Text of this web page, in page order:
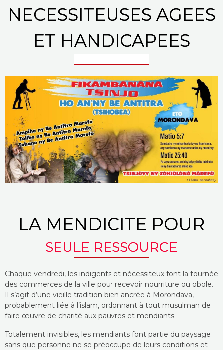
NECESSITEUSES AGEES
ET HANDICAPEES
LA MENDICITE POUR
SEULE RESSOURCE
Chaque vendredi, les indigents et nécessiteux font la tournée
des commerces de la ville pour recevoir nourriture ou obole.
Il s’agit d’une vieille tradition bien ancrée à Morondava,
probablement liée à l’islam, ordonnant à tout musulman de
faire œuvre de charité aux pauvres et mendiants.
Totalement invisibles, les mendiants font partie du paysage
sans que personne ne se préoccupe de leurs conditions et